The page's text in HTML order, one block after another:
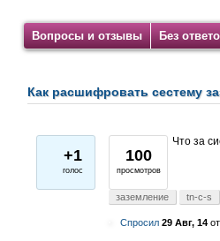
Вопросы и отзывы Без
Как расшифровать сестему
+1
голос
100
просмотров
Что за
заземление tn-c-s
Спросил 29 Авг, 14 от